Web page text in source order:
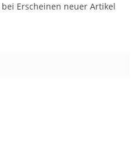
Erscheinen neuer Artikel